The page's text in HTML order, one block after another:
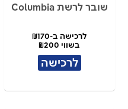
שובר לרשת Columbia
לרכישה ב-₪170
בשווי ₪200
לרכישה